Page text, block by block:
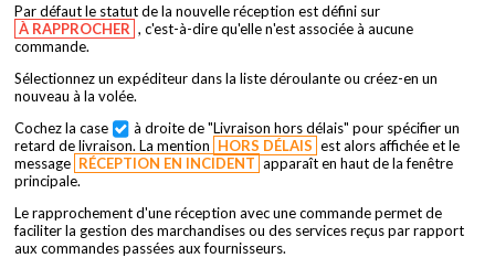
Par défaut le statut de la nouvelle réception est défini sur
À RAPPROCHER , c'est-à-dire qu'elle n'est associée à aucune
commande.
Sélectionnez un expéditeur dans la liste déroulante ou créez-en un
nouveau à la volée.
Cochez la case
à droite de "Livraison hors délais" pour spécifier un
retard de livraison. La mention HORS DÉLAIS est alors affichée et le
message RÉCEPTION EN INCIDENT apparaît en haut de la fenêtre
principale.
Le rapprochement d'une réception avec une commande permet de
faciliter la gestion des marchandises ou des services reçus par rapport
aux commandes passées aux fournisseurs.